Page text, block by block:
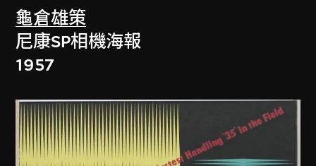
龜倉雄策
尼康SP相機海報
1957